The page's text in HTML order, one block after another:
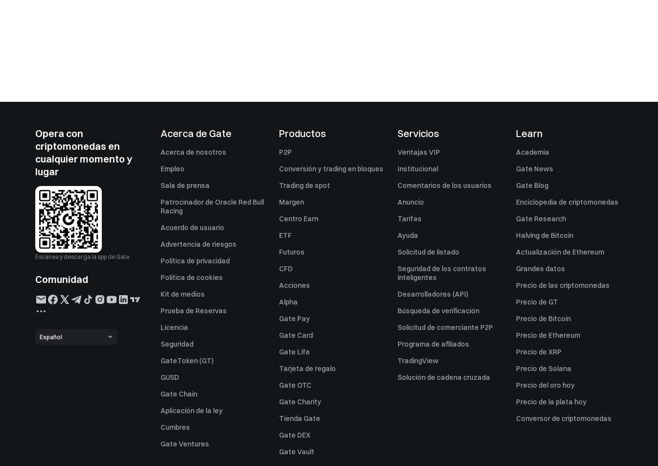
Opera con
criptomonedas en
cualquier momento y
lugar
Escanea y descarga la app de Gate
Comunidad
Español
Acerca de Gate
Acerca de nosotros
Empleo
Sala de prensa
Patrocinador de Oracle Red Bull
Racing
Acuerdo de usuario
Advertencia de riesgos
Política de privacidad
Política de cookies
Kit de medios
Prueba de Reservas
Licencia
Seguridad
GateToken (GT)
GUSD
Gate Chain
Aplicación de la ley
Cumbres
Gate Ventures
Productos
P2P
Conversión y trading en bloques
Trading de spot
Margen
Centro Earn
ETF
Futuros
CFD
Acciones
Alpha
Gate Pay
Gate Card
Gate Life
Tarjeta de regalo
Gate OTC
Gate Charity
Tienda Gate
Gate DEX
Gate Vault
Servicios
Ventajas VIP
Institucional
Comentarios de los usuarios
Anuncio
Tarifas
Ayuda
Solicitud de listado
Seguridad de los contratos
inteligentes
Desarrolladores (API)
Búsqueda de verificación
Solicitud de comerciante P2P
Programa de afiliados
TradingView
Solución de cadena cruzada
Learn
Academia
Gate News
Gate Blog
Enciclopedia de criptomonedas
Gate Research
Halving de Bitcoin
Actualización de Ethereum
Grandes datos
Precio de las criptomonedas
Precio de GT
Precio de Bitcoin
Precio de Ethereum
Precio de XRP
Precio de Solana
Precio del oro hoy
Precio de la plata hoy
Conversor de criptomonedas